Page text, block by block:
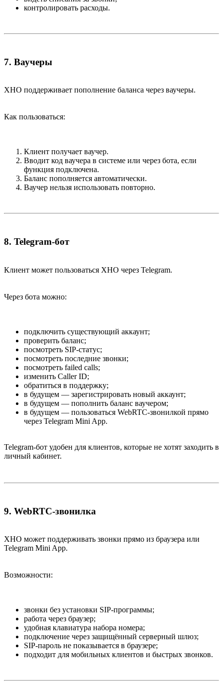
контролировать расходы.
7. Ваучеры​
XHO поддерживает пополнение баланса через ваучеры.
Как пользоваться:
Клиент получает ваучер.
Вводит код ваучера в системе или через бота, если
функция подключена.
Баланс пополняется автоматически.
Ваучер нельзя использовать повторно.
8. Telegram-бот​
Клиент может пользоваться XHO через Telegram.
Через бота можно:
подключить существующий аккаунт;
проверить баланс;
посмотреть SIP-статус;
посмотреть последние звонки;
посмотреть failed calls;
изменить Caller ID;
обратиться в поддержку;
в будущем — зарегистрировать новый аккаунт;
в будущем — пополнить баланс ваучером;
в будущем — пользоваться WebRTC-звонилкой прямо
через Telegram Mini App.
Telegram-бот удобен для клиентов, которые не хотят заходить в
личный кабинет.
9. WebRTC-звонилка​
XHO может поддерживать звонки прямо из браузера или
Telegram Mini App.
Возможности:
звонки без установки SIP-программы;
работа через браузер;
удобная клавиатура набора номера;
подключение через защищённый серверный шлюз;
SIP-пароль не показывается в браузере;
подходит для мобильных клиентов и быстрых звонков.